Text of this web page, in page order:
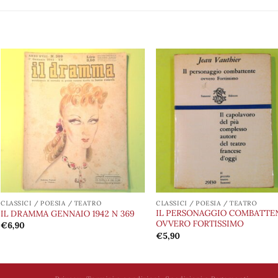
Aggiungi
desideri
CLASSICI / POESIA / TEATRO
IL DRAMMA GENNAIO 1942 N 369
€6,90
CLASSICI / POESIA / TEATRO
IL PERSONAGGIO
OVVERO FORTISSIMO
€5,90